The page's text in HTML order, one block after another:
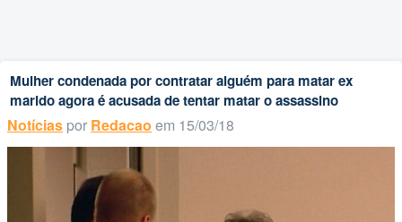
Mulher condenada por contratar alguém para matar ex
marido agora é acusada de tentar matar o assassino
Notícias por Redacao em 15/03/18